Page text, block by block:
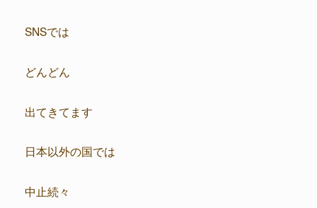
SNSでは
どんどん
出てきてます
日本以外の国では
中止続々